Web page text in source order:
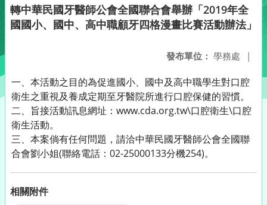
轉中華民國牙醫師公會全國聯合會舉辦「2019年全
國國小、國中、高中職顧牙四格漫畫比賽活動辦法」
發布單位： 學務處 |
一、本活動之目的為促進國小、國中及高中職學生對口腔
衛生之重視及養成定期至牙醫院所進行口腔保健的習慣。
二、旨接活動訊息網址：www.cda.org.tw\口腔衛生\口腔
衛生活動。
三、本案倘有任何問題，請洽中華民國牙醫師公會全國聯
合會劉小姐(聯絡電話：02-25000133分機254)。
相關附件